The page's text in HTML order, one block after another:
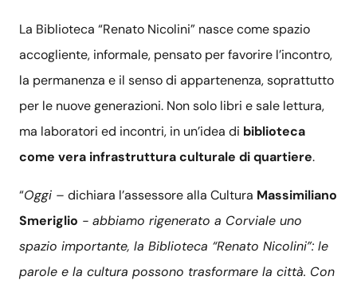
La Biblioteca “Renato Nicolini” nasce come spazio
accogliente, informale, pensato per favorire l’incontro,
la permanenza e il senso di appartenenza, soprattutto
per le nuove generazioni. Non solo libri e sale lettura,
ma laboratori ed incontri, in un’idea di biblioteca
come vera infrastruttura culturale di quartiere.
“Oggi – dichiara l’assessore alla Cultura Massimiliano
Smeriglio - abbiamo rigenerato a Corviale uno
spazio importante, la Biblioteca “Renato Nicolini”: le
parole e la cultura possono trasformare la città. Con